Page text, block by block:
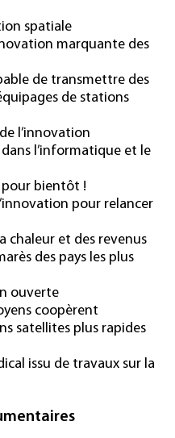
spatiale
marquante des
de transmettre des
de stations
l’innovation
l’informatique et le
pour bientôt !
pour relancer
chaleur et des revenus
des pays les plus
ouverte
coopèrent
satellites plus rapides
issu de travaux sur la